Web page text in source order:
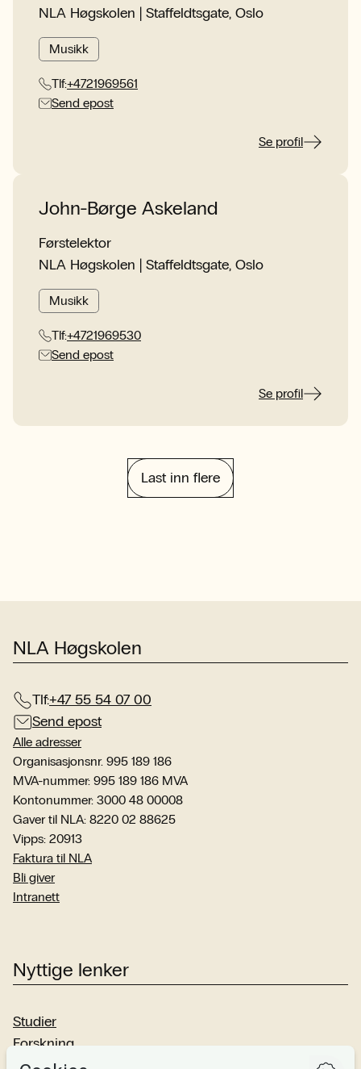
NLA Høgskolen | Staffeldtsgate, Oslo
Musikk
Tlf:+4721969561
Send epost
Se profil
John-Børge Askeland
Førstelektor
NLA Høgskolen | Staffeldtsgate, Oslo
Musikk
Tlf:+4721969530
Send epost
Se profil
Last inn flere
NLA Høgskolen
Tlf:+47 55 54 07 00
Send epost
Alle adresser
Organisasjonsnr. 995 189 186
MVA-nummer: 995 189 186 MVA
Kontonummer: 3000 48 00008
Gaver til NLA: 8220 02 88625
Vipps: 20913
Faktura til NLA
Bli giver
Intranett
Nyttige lenker
Studier
Forskning
Om oss